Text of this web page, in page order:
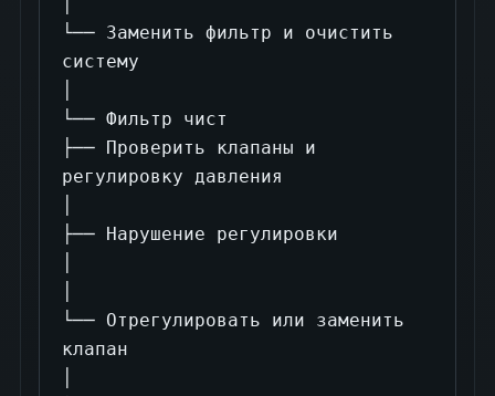
└── Заменить фильтр и очистить
систему
└── Фильтр чист
├── Проверить клапаны и
регулировку давления
├── Нарушение регулировки
└── Отрегулировать или заменить
клапан